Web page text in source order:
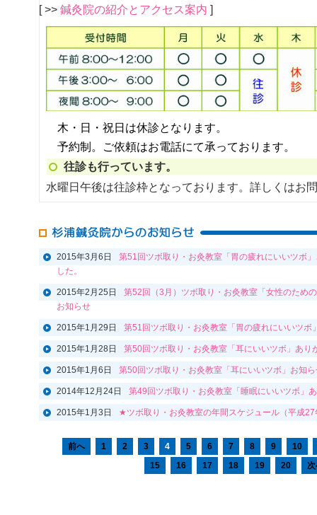
[ >> 鍼灸院の紹介とアクセス案内 ]
木・日・祝日は休診となります。
予約制。ご依頼はお電話にて承っております。
往診も行っています。
水曜日午後は往診枠となっております。詳しくはお
2015年3月6日
第51回ツボ取り・お灸教室「胃の疲れにいいツボ
した。
2015年2月25日
第52回（3月）ツボ取り・お灸教室「女性のた
お知らせ
2015年1月29日 第51回ツボ取り・お灸教室「胃の疲れにいいツボ
2015年1月28日 第50回ツボ取り・お灸教室「耳にいいツボ」あり
2015年1月6日 第50回ツボ取り・お灸教室「耳にいいツボ」お知
2014年12月24日 第49回ツボ取り・お灸教室「睡眠にいいツボ」
2015年1月3日 ★ツボ取り・お灸教室の年間スケジュール（平成
前へ 1 2 3 4 5 6 7 8 9
10
15
16 17 18 19 20